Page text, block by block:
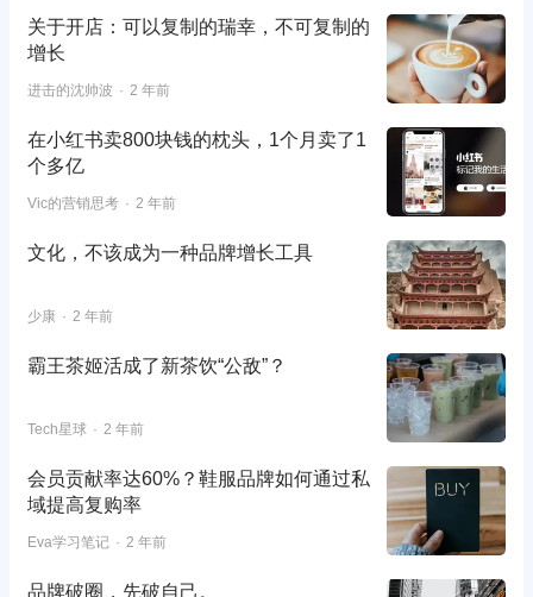
关于开店：可以复制的瑞幸，不可复制的
增长
进击的沈帅波 2 年前
在小红书卖800块钱的枕头，1个月卖了1
个多亿
Vic的营销思考 2 年前
文化，不该成为一种品牌增长工具
少康 2 年前
霸王茶姬活成了新茶饮“公敌”？
Tech星球 2 年前
会员贡献率达60%？鞋服品牌如何通过私
域提高复购率
Eva学习笔记 2 年前
品牌破圈，先破自己。